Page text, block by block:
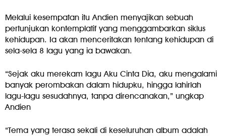
Melalui kesempatan itu Andien menyajikan sebuah
pertunjukan kontemplatif yang menggambarkan siklus
kehidupan. Ia akan menceritakan tentang kehidupan di
sela-sela 8 lagu yang ia bawakan.
“Sejak aku merekam lagu Aku Cinta Dia, aku mengalami
banyak perombakan dalam hidupku, hingga lahirlah
lagu-lagu sesudahnya, tanpa direncanakan,” ungkap
Andien
“Tema yang terasa sekali di keseluruhan album adalah